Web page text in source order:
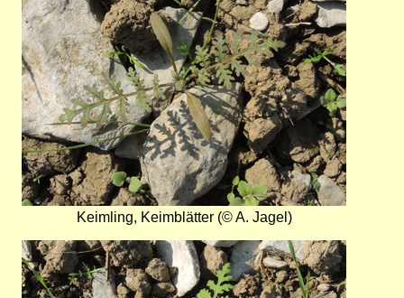
Keimling, Keimblätter (© A. Jagel)
Bild